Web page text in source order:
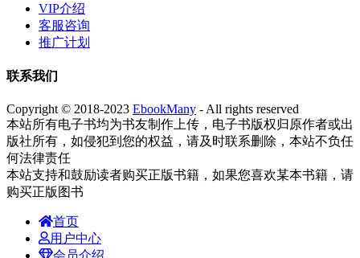
VIP介绍
客服咨询
推广计划
联系我们
Copyright © 2018-2023 EbookMany - All rights reserved
本站所有电子书均为书友制作上传，电子书版权归原作者或出
版社所有，如侵犯到您的权益，请及时联系删除，本站不负任
何法律责任
本站支持和鼓励读者购买正版书籍，如果您喜欢某本书籍，请
购买正版图书
首页
用户中心
会员介绍